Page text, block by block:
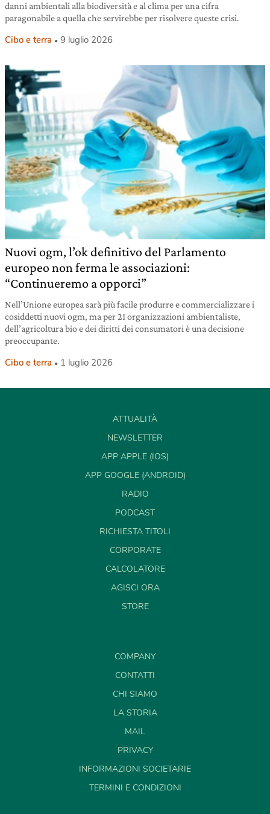
danni ambientali alla biodiversità e al clima per una cifra
paragonabile a quella che servirebbe per risolvere queste crisi.
Cibo e terra 9 luglio 2026
Nuovi ogm, l’ok definitivo del Parlamento
europeo non ferma le associazioni:
“Continueremo a opporci”
Nell’Unione europea sarà più facile produrre e commercializzare i
cosiddetti nuovi ogm, ma per 21 organizzazioni ambientaliste,
dell’agricoltura bio e dei diritti dei consumatori è una decisione
preoccupante.
Cibo e terra 1 luglio 2026
ATTUALITÀ
NEWSLETTER
APP APPLE (IOS)
APP GOOGLE (ANDROID)
RADIO
PODCAST
RICHIESTA TITOLI
CORPORATE
CALCOLATORE
AGISCI ORA
STORE
COMPANY
CONTATTI
CHI SIAMO
LA STORIA
MAIL
PRIVACY
INFORMAZIONI SOCIETARIE
TERMINI E CONDIZIONI